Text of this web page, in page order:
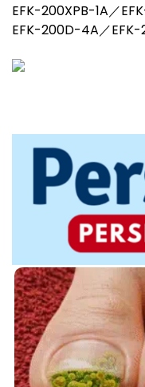
EFK-200XPB-1A／
EFK-200D-4A／